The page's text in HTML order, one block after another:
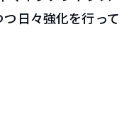
日々強化を行って